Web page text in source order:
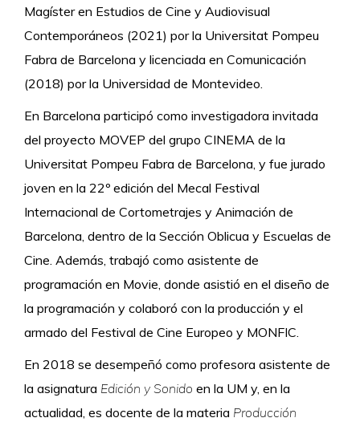
Magíster en Estudios de Cine y Audiovisual
Contemporáneos (2021) por la Universitat Pompeu
Fabra de Barcelona y licenciada en Comunicación
(2018) por la Universidad de Montevideo.
En Barcelona participó como investigadora invitada
del proyecto MOVEP del grupo CINEMA de la
Universitat Pompeu Fabra de Barcelona, y fue jurado
joven en la 22º edición del Mecal Festival
Internacional de Cortometrajes y Animación de
Barcelona, dentro de la Sección Oblicua y Escuelas de
Cine. Además, trabajó como asistente de
programación en Movie, donde asistió en el diseño de
la programación y colaboró con la producción y el
armado del Festival de Cine Europeo y MONFIC.
En 2018 se desempeñó como profesora asistente de
la asignatura Edición y Sonido en la UM y, en la
actualidad, es docente de la materia Producción